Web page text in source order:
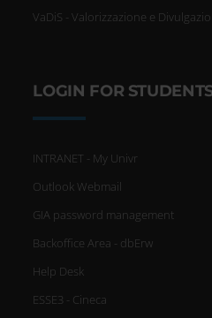
VaDiS - Valorizzazione e
LOGIN FOR
INTRANET - My Univr
Outlook Webmail
GIA password management
Backoffice Area - dbErw
Help Desk
ESSE3 - Cineca